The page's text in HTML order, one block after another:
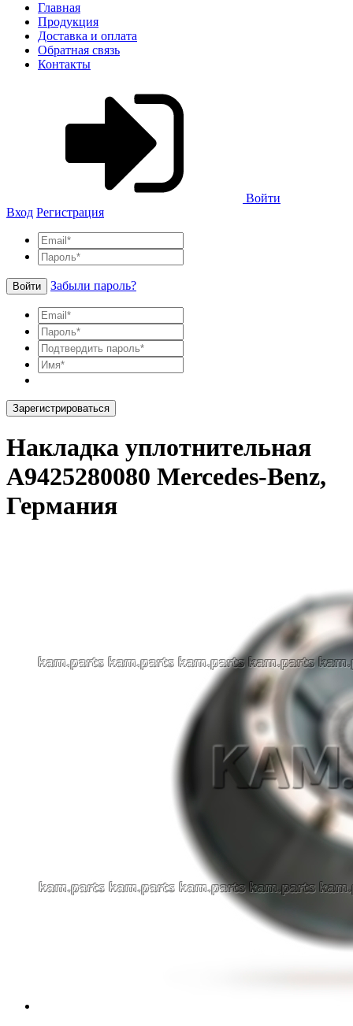
Главная
Продукция
Доставка и оплата
Обратная связь
Контакты
Войти
Вход Регистрация
Войти Забыли пароль?
Зарегистрироваться
Накладка уплотнительная
A9425280080 Mercedes-Benz,
Германия